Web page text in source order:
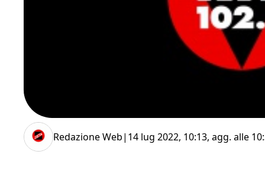
Redazione Web| 14 lug 2022, 10:13, agg. alle